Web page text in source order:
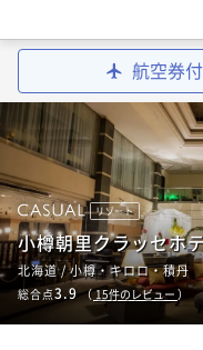
航空券
リゾート
小樽朝里クラッセホ
北海道 / 小樽・キロロ・積丹
総合点3.9（15件のレビュー ）